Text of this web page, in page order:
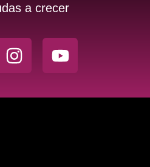
a crecer